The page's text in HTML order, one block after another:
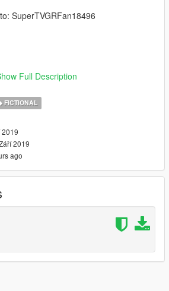
SuperTVGRFan18496
.
which the name of some existing ped.
in some
Full Description
FICTIONAL
2019
2019
ago